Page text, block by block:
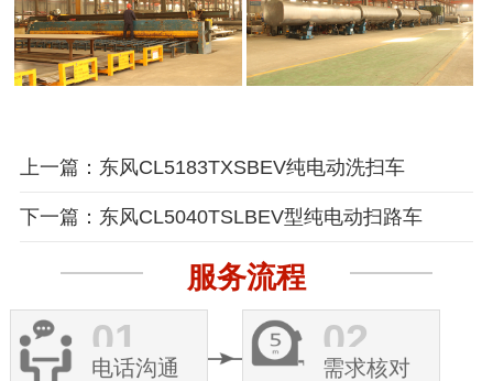
上一篇：东风CL5183TXSBEV纯电动洗扫车
下一篇：东风CL5040TSLBEV型纯电动扫路车
服务流程
01
电话沟通
02
需求核对